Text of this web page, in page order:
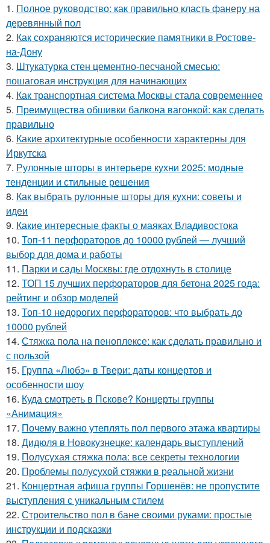
1. Полное руководство: как правильно класть фанеру на
деревянный пол
2. Как сохраняются исторические памятники в Ростове-
на-Дону
3. Штукатурка стен цементно-песчаной смесью:
пошаговая инструкция для начинающих
4. Как транспортная система Москвы стала современнее
5. Преимущества обшивки балкона вагонкой: как сделать
правильно
6. Какие архитектурные особенности характерны для
Иркутска
7. Рулонные шторы в интерьере кухни 2025: модные
тенденции и стильные решения
8. Как выбрать рулонные шторы для кухни: советы и
идеи
9. Какие интересные факты о маяках Владивостока
10. Топ-11 перфораторов до 10000 рублей — лучший
выбор для дома и работы
11. Парки и сады Москвы: где отдохнуть в столице
12. ТОП 15 лучших перфораторов для бетона 2025 года:
рейтинг и обзор моделей
13. Топ-10 недорогих перфораторов: что выбрать до
10000 рублей
14. Стяжка пола на пеноплексе: как сделать правильно и
с пользой
15. Группа «Любэ» в Твери: даты концертов и
особенности шоу
16. Куда смотреть в Пскове? Концерты группы
«Анимация»
17. Почему важно утеплять пол первого этажа квартиры
18. Дидюля в Новокузнецке: календарь выступлений
19. Полусухая стяжка пола: все секреты технологии
20. Проблемы полусухой стяжки в реальной жизни
21. Концертная афиша группы Горшенёв: не пропустите
выступления с уникальным стилем
22. Строительство пол в бане своими руками: простые
инструкции и подсказки